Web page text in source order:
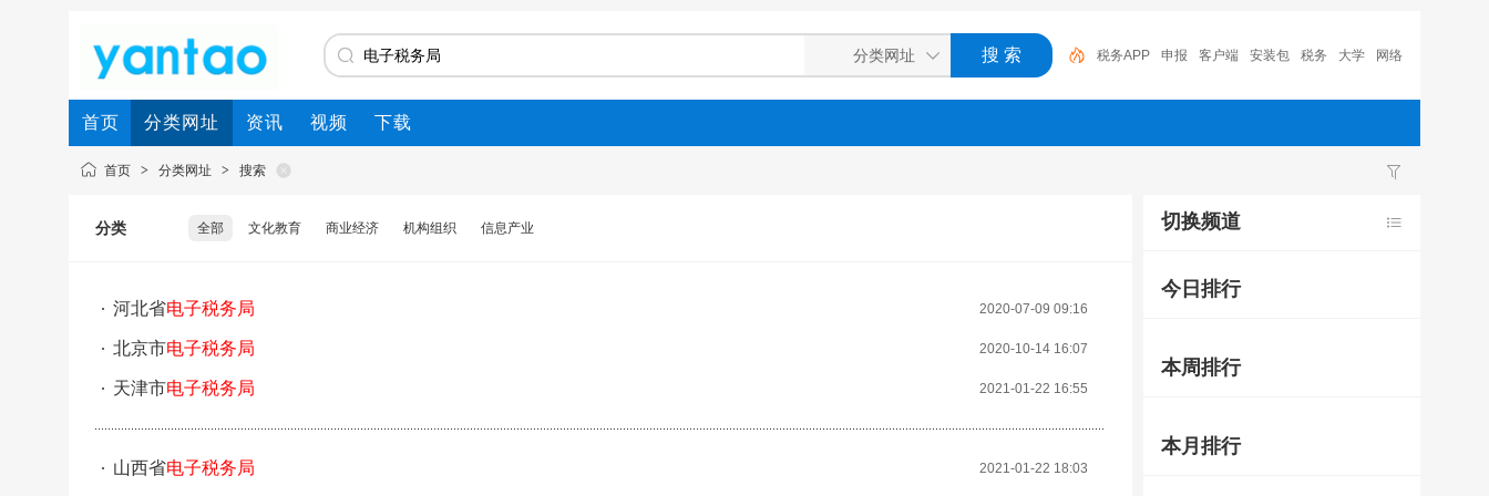
税务APP 申报 客户端 安装包 税务 大学 网络
安全 电子 备案 电子税务局
首页 分类网址 资讯 视频 下载
首页 > 分类网址 > 搜索
分类 全部 文化教育 商业经济 机构组织 信息产业
2020-07-09 09:16
河北省电子税务局
2020-10-14 16:07
北京市电子税务局
2021-01-22 16:55
天津市电子税务局
2021-01-22 18:03
山西省电子税务局
切换频道
今日排行
本周排行
本月排行